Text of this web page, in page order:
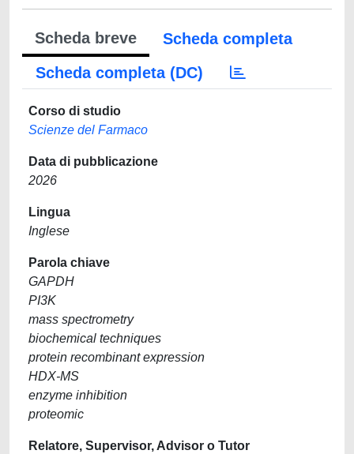
Scheda breve
Scheda completa
Scheda completa (DC)
Corso di studio
Scienze del Farmaco
Data di pubblicazione
2026
Lingua
Inglese
Parola chiave
GAPDH
PI3K
mass spectrometry
biochemical techniques
protein recombinant expression
HDX-MS
enzyme inhibition
proteomic
Relatore, Supervisor, Advisor o Tutor